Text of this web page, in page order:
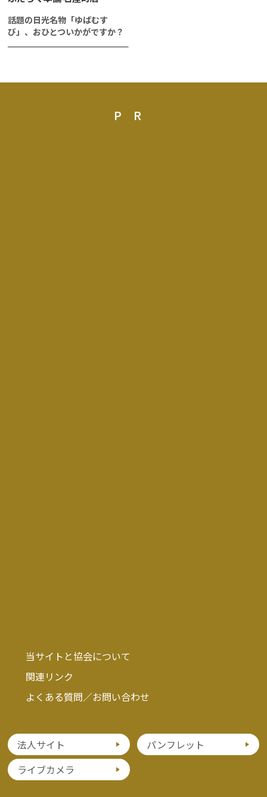
話題の日光名物「ゆばむす
び」、おひとついかがですか？
PR
当サイトと協会について
関連リンク
よくある質問／お問い合わせ
法人サイト
パンフレット
ライブカメラ